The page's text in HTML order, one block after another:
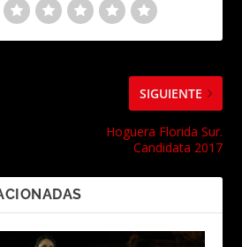
SIGUIENTE
Hoguera Florida Sur.
Candidata 2017